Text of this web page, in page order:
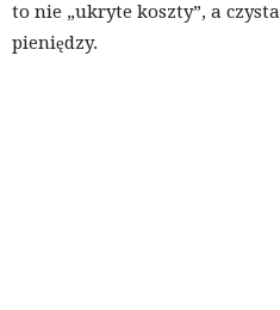
to nie „ukryte koszty”, a
pieniędzy.